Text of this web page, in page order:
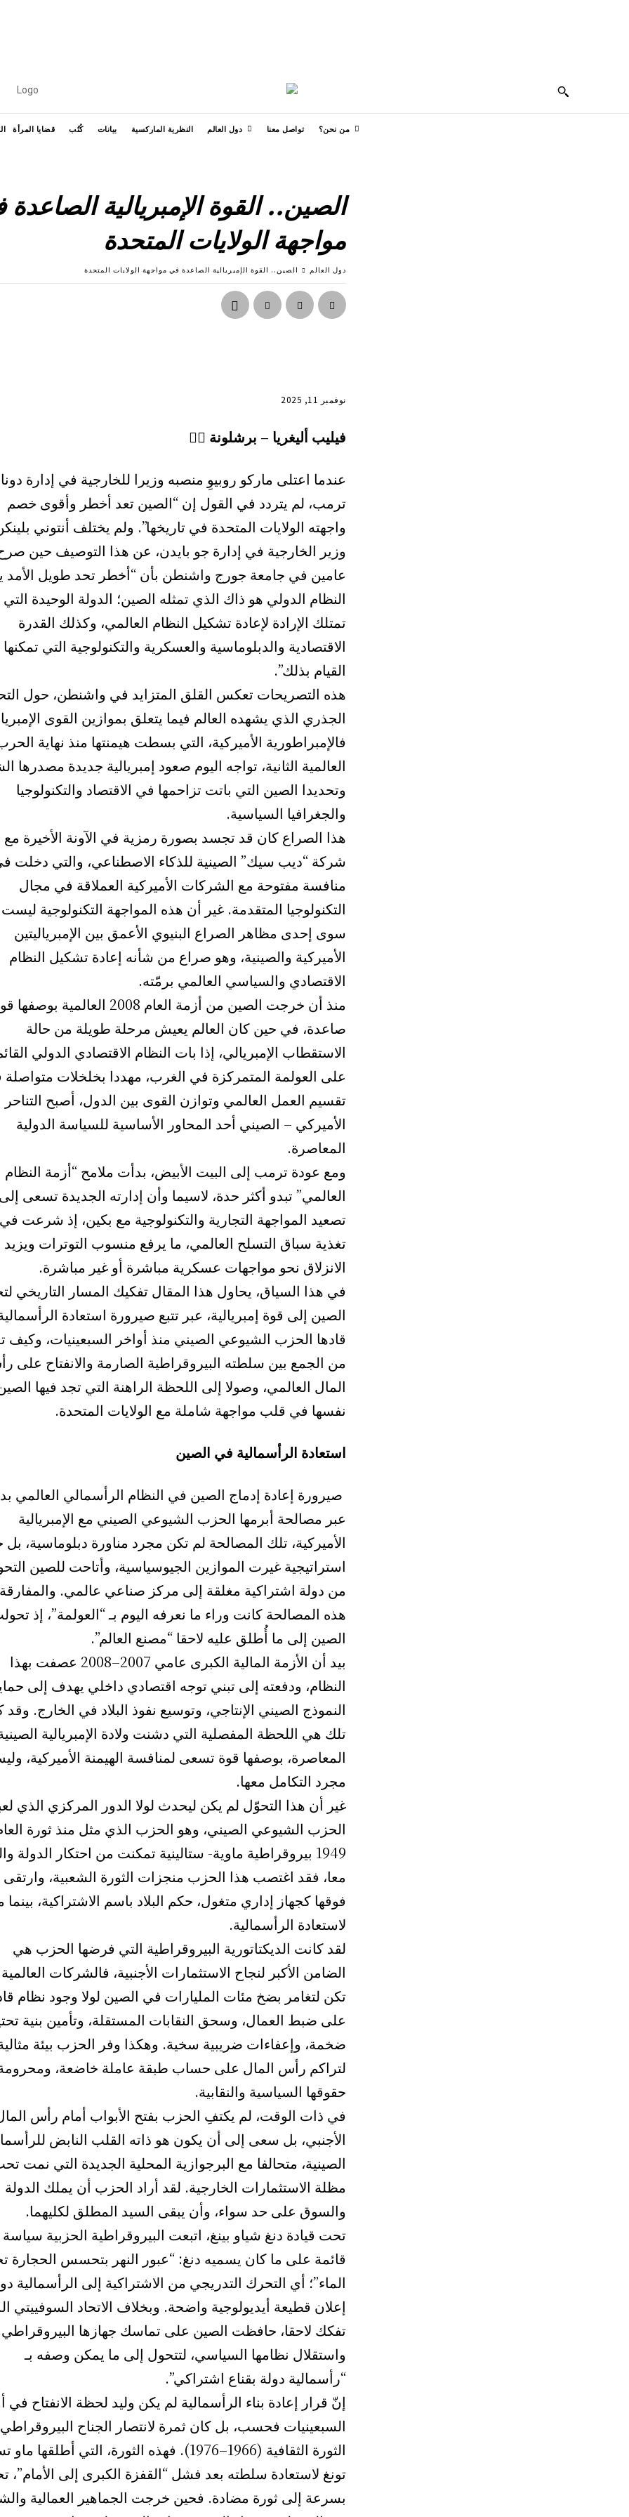
من نحن؟ تواصل معنا دول العالم النظرية الماركسية بيانات كُتُب قضايا المرأة
الصين.. القوة الإمبريالية
مواجهة الولايات المتحدة
دول العالم الصين.. القوة الإمبريالية الصاعدة في مواجهة الولايات المتحدة
نوفمبر 11, 2025
فيليب أليغريا – برشلونة ✍🏾
عندما اعتلى ماركو روبيوِ منصبه وزيرا للخارجية في إدارة
ترمب، لم يتردد في القول إن “الصين تعد أخطر وأقوى خصم
واجهته الولايات المتحدة في تاريخها”. ولم يختلف أنتوني
وزير الخارجية في إدارة جو بايدن، عن هذا التوصيف حين
عامين في جامعة جورج واشنطن بأن “أخطر تحد طويل الأمد
النظام الدولي هو ذاك الذي تمثله الصين؛ الدولة الوحيدة التي
تمتلك الإرادة لإعادة تشكيل النظام العالمي، وكذلك القدرة
الاقتصادية والدبلوماسية والعسكرية والتكنولوجية التي
القيام بذلك”.
هذه التصريحات تعكس القلق المتزايد في واشنطن، حول
الجذري الذي يشهده العالم فيما يتعلق بموازين القوى
فالإمبراطورية الأميركية، التي بسطت هيمنتها منذ نهاية
العالمية الثانية، تواجه اليوم صعود إمبريالية جديدة مصدرها
وتحديدا الصين التي باتت تزاحمها في الاقتصاد والتكنولوجيا
والجغرافيا السياسية.
هذا الصراع كان قد تجسد بصورة رمزية في الآونة الأخيرة مع
شركة “ديب سيك” الصينية للذكاء الاصطناعي، والتي دخلت
منافسة مفتوحة مع الشركات الأميركية العملاقة في مجال
التكنولوجيا المتقدمة. غير أن هذه المواجهة التكنولوجية ليست
سوى إحدى مظاهر الصراع البنيوي الأعمق بين الإمبرياليتين
الأميركية والصينية، وهو صراع من شأنه إعادة تشكيل النظام
الاقتصادي والسياسي العالمي برمّته.
منذ أن خرجت الصين من أزمة العام 2008 العالمية
صاعدة، في حين كان العالم يعيش مرحلة طويلة من حالة
الاستقطاب الإمبريالي، إذا بات النظام الاقتصادي الدولي
على العولمة المتمركزة في الغرب، مهددا بخلخلات
تقسيم العمل العالمي وتوازن القوى بين الدول، أصبح التناحر
الأميركي – الصيني أحد المحاور الأساسية للسياسة الدولية
المعاصرة.
ومع عودة ترمب إلى البيت الأبيض، بدأت ملامح “أزمة النظام
العالمي” تبدو أكثر حدة، لاسيما وأن إدارته الجديدة تسعى إلى
تصعيد المواجهة التجارية والتكنولوجية مع بكين، إذ شرعت في
تغذية سباق التسلح العالمي، ما يرفع منسوب التوترات
الانزلاق نحو مواجهات عسكرية مباشرة أو غير مباشرة.
في هذا السياق، يحاول هذا المقال تفكيك المسار التاريخي
الصين إلى قوة إمبريالية، عبر تتبع صيرورة استعادة
قادها الحزب الشيوعي الصيني منذ أواخر السبعينيات، وكيف
من الجمع بين سلطته البيروقراطية الصارمة والانفتاح على
المال العالمي، وصولا إلى اللحظة الراهنة التي تجد فيها
نفسها في قلب مواجهة شاملة مع الولايات المتحدة.
استعادة الرأسمالية في الصين
صيرورة إعادة إدماج الصين في النظام الرأسمالي العالمي
عبر مصالحة أبرمها الحزب الشيوعي الصيني مع الإمبريالية
الأميركية، تلك المصالحة لم تكن مجرد مناورة دبلوماسية،
استراتيجية غيرت الموازين الجيوسياسية، وأتاحت للصين
من دولة اشتراكية مغلقة إلى مركز صناعي عالمي.
هذه المصالحة كانت وراء ما نعرفه اليوم بـ “العولمة”، إذ
الصين إلى ما أُطلق عليه لاحقا “مصنع العالم”.
بيد أن الأزمة المالية الكبرى عامي 2007–2008 عصفت بهذا
النظام، ودفعته إلى تبني توجه اقتصادي داخلي يهدف إلى
النموذج الصيني الإنتاجي، وتوسيع نفوذ البلاد في الخارج.
تلك هي اللحظة المفصلية التي دشنت ولادة الإمبريالية
المعاصرة، بوصفها قوة تسعى لمنافسة الهيمنة الأميركية،
مجرد التكامل معها.
غير أن هذا التحوّل لم يكن ليحدث لولا الدور المركزي الذي
الحزب الشيوعي الصيني، وهو الحزب الذي مثل منذ ثورة
1949 بيروقراطية ماوية-
ستالينية تمكنت من احتكار الدولة
معا، فقد اغتصب هذا الحزب منجزات الثورة الشعبية، وارتقى
فوقها كجهاز إداري متغول، حكم البلاد باسم الاشتراكية، بينما
لاستعادة الرأسمالية.
لقد كانت الديكتاتورية البيروقراطية التي فرضها الحزب هي
الضامن الأكبر لنجاح الاستثمارات الأجنبية، فالشركات
تكن لتغامر بضخ مئات المليارات في الصين لولا وجود نظام
على ضبط العمال، وسحق النقابات المستقلة، وتأمين بنية
ضخمة، وإعفاءات ضريبية سخية. وهكذا وفر الحزب بيئة
لتراكم رأس المال على حساب طبقة عاملة خاضعة،
حقوقها السياسية والنقابية.
في ذات الوقت، لم يكتفِ الحزب بفتح الأبواب أمام رأس
الأجنبي، بل سعى إلى أن يكون هو ذاته القلب النابض
الصينية، متحالفا مع البرجوازية المحلية الجديدة التي نمت
مظلة الاستثمارات الخارجية. لقد أراد الحزب أن يملك الدولة
والسوق على حد سواء، وأن يبقى السيد المطلق لكليهما.
تحت قيادة دنغ شياو بينغ، اتبعت البيروقراطية الحزبية
قائمة على ما كان يسميه دنغ: “عبور النهر بتحسس الحجارة
الماء”؛ أي التحرك التدريجي من الاشتراكية إلى الرأسمالية
إعلان قطيعة أيديولوجية واضحة. وبخلاف الاتحاد السوفييتي
تفكك لاحقا، حافظت الصين على تماسك جهازها البيروقراطي
واستقلال نظامها السياسي، لتتحول إلى ما يمكن وصفه بـ
“رأسمالية دولة بقناع اشتراكي”.
إنّ قرار إعادة بناء الرأسمالية لم يكن وليد لحظة الانفتاح في
السبعينيات فحسب، بل كان ثمرة لانتصار الجناح
الثورة الثقافية (1966–1976). فهذه الثورة، التي أطلقها
تونغ لاستعادة سلطته بعد فشل “القفزة الكبرى إلى الأمام”،
بسرعة إلى ثورة مضادة. فحين خرجت الجماهير العمالية